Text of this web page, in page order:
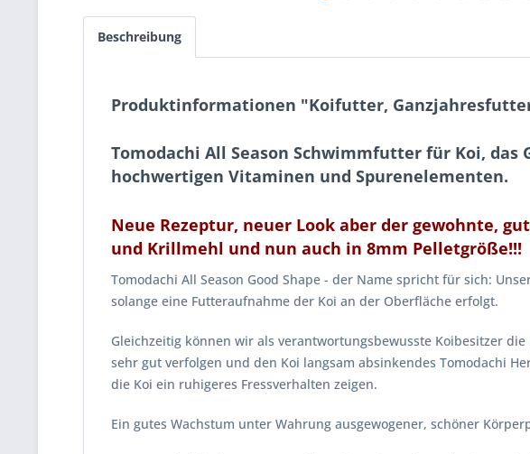
Beschreibung
Produktinformationen "Koifutter,
Tomodachi All Season Schwimmfutter für Koi,
hochwertigen Vitaminen und Spurenelementen.
Neue Rezeptur, neuer Look aber der gewohnte,
und Krillmehl und nun auch in 8mm Pelletgröße!!!
Tomodachi All Season Good Shape - der Name spricht für sich:
solange eine Futteraufnahme der Koi an der Oberfläche erfolgt.
Gleichzeitig können wir als verantwortungsbewusste Koibesitzer
sehr gut verfolgen und den Koi langsam absinkendes Tomodachi
die Koi ein ruhigeres Fressverhalten zeigen.
Ein gutes Wachstum unter Wahrung ausgewogener, schöner